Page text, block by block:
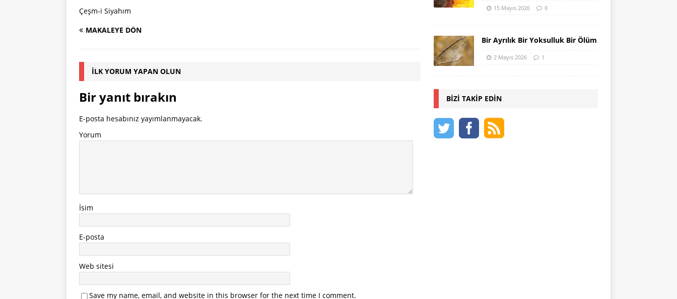
Çeşm-i Siyahım
MAKALEYE DÖN
İLK YORUM YAPAN OLUN
Bir yanıt bırakın
E-posta hesabınız yayımlanmayacak.
Yorum
İsim
E-posta
Web sitesi
Save my name, email, and website in this browser for the next time I comment.
15 Mayıs 2026 0
Bir Ayrılık Bir Yoksulluk Bir Ölüm
2 Mayıs 2026 1
BIZI TAKIP EDIN